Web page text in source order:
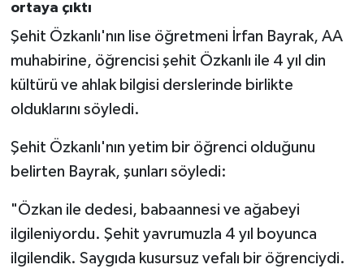
ortaya çıktı
Şehit Özkanlı'nın lise öğretmeni İrfan Bayrak, AA
muhabirine, öğrencisi şehit Özkanlı ile 4 yıl din
kültürü ve ahlak bilgisi derslerinde birlikte
olduklarını söyledi.
Şehit Özkanlı'nın yetim bir öğrenci olduğunu
belirten Bayrak, şunları söyledi:
"Özkan ile dedesi, babaannesi ve ağabeyi
ilgileniyordu. Şehit yavrumuzla 4 yıl boyunca
ilgilendik. Saygıda kusursuz vefalı bir öğrenciydi.